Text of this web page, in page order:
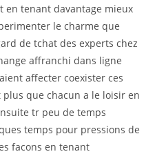
en tenant davantage mieux
le charme que
de tchat des experts chez
affranchi dans ligne
affecter coexister ces
que chacun a le loisir en
tr peu de temps
temps pour pressions de
facons en tenant